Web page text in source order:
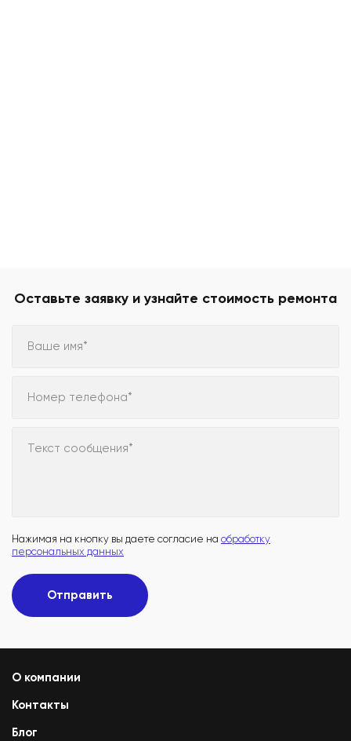
Оставьте заявку и узнайте стоимость ремонта
Ваше имя*
Номер телефона*
Текст сообщения*
Нажимая на кнопку вы даете согласие на обработку
персональных данных
Отправить
О компании
Контакты
Блог